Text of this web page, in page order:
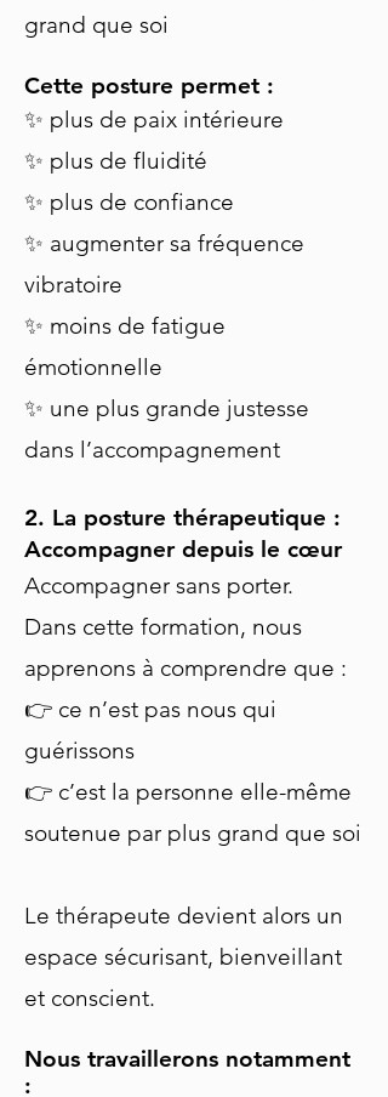
grand que soi
Cette posture permet :
✨ plus de paix intérieure
✨ plus de fluidité
✨ plus de confiance
✨ augmenter sa fréquence
vibratoire
✨ moins de fatigue
émotionnelle
✨ une plus grande justesse
dans l’accompagnement
2. La posture thérapeutique :
Accompagner depuis le cœur
Accompagner sans porter.
Dans cette formation, nous
apprenons à comprendre que :
👉 ce n’est pas nous qui
guérissons
👉 c’est la personne elle-même
soutenue par plus grand que soi
Le thérapeute devient alors un
espace sécurisant, bienveillant
et conscient.
Nous travaillerons notamment
: